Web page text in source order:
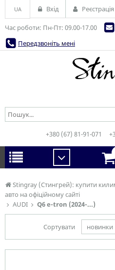
Stingray (Стингрей): купити
авто на офіційному сайті
AUDI
Q6 e-tron (2024-...)
Сортувати новинки
Час роботи: Пн-Пт: 09.00-17.00
Передзвоніть мені
UA Вхід Реєстрація
+380 (67) 81-91-071